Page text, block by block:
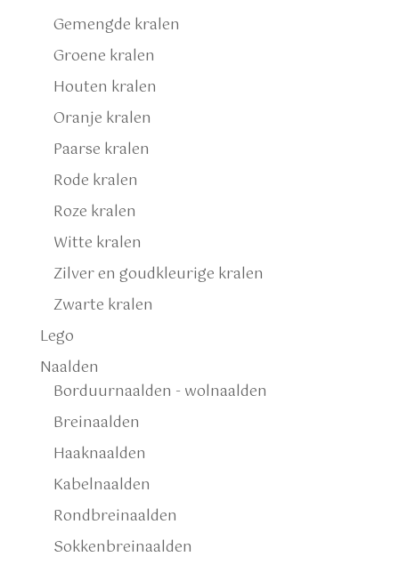
Gemengde kralen
Groene kralen
Houten kralen
Oranje kralen
Paarse kralen
Rode kralen
Roze kralen
Witte kralen
Zilver en goudkleurige kralen
Zwarte kralen
Lego
Naalden
Borduurnaalden - wolnaalden
Breinaalden
Haaknaalden
Kabelnaalden
Rondbreinaalden
Sokkenbreinaalden